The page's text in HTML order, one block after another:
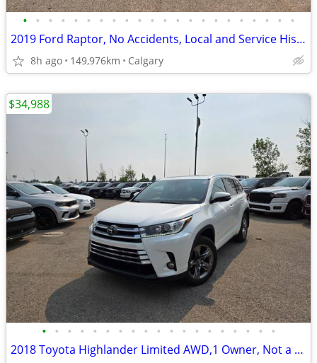
• • • • • • • • • • • • • • • • • • • • • •
2019 Ford Raptor, No Accidents, Local and Service History #260573B
8h ago 149,976km Calgary
• • • • • • • • • • • • • • • • • • •
2018 Toyota Highlander Limited AWD,1 Owner, Not a rebuild,Local #11162
$34,988